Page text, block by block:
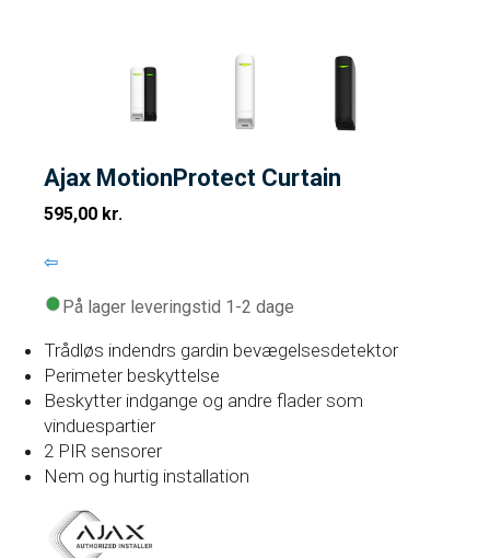
Ajax MotionProtect Curtain
595,00 kr.
⇦
På lager leveringstid 1-2 dage
Trådløs indendrs gardin bevægelsesdetektor
Perimeter beskyttelse
Beskytter indgange og andre flader som
vinduespartier
2 PIR sensorer
Nem og hurtig installation